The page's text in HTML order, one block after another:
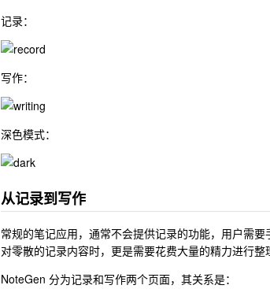
记录：
写作：
深色模式：
从记录到写作
常规的笔记应用，通常不会提供记录的功能，用户需
对零散的记录内容时，更是需要花费大量的精力进行整
NoteGen 分为记录和写作两个页面，其关系是：